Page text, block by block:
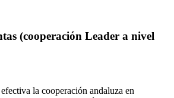
(cooperación Leader a nivel
la cooperación andaluza en